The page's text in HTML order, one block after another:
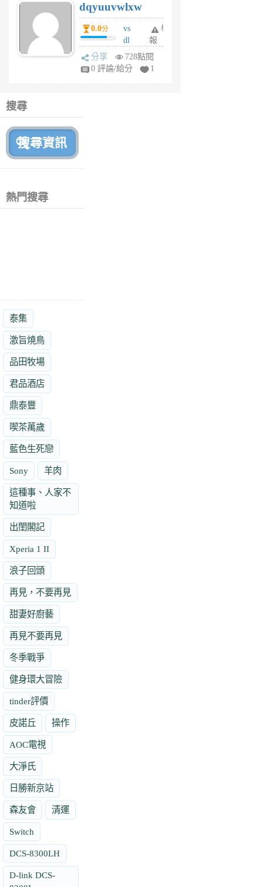
6
個
月
前
dqyuuvwlxw
0.0分
vs
dl
sq
fy
舉
報
分享
728點閱
0 評論/給分
1
搜尋
熱門搜尋
泰集
激旨燒鳥
品田牧場
君品酒店
鼎泰豐
喫茶萬歲
藍色生死戀
Sony 羊肉
這種事、人家不
知道啦
出閨閣記
Xperia 1 II
浪子回頭
再見，不要再見
甜妻好廚藝
再見不要再見
冬季戰爭
健身環大冒險
tinder評價
皮諾丘 操作
AOC電視
大淨氏
日勝新京站
森友會 清運
Switch
DCS-8300LH
D-link DCS-